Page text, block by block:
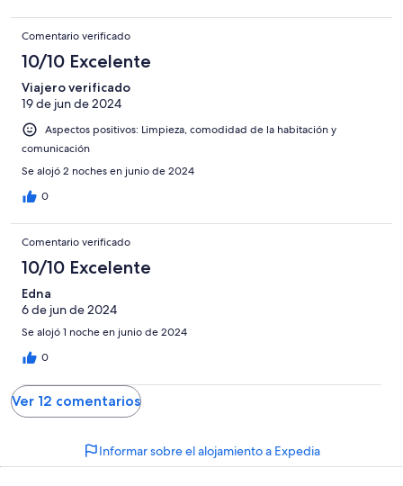
Comentario verificado
10/10 Excelente
Viajero verificado
19 de jun de 2024
Aspectos positivos: Limpieza, comodidad de la habitación y
comunicación
Se alojó 2 noches en junio de 2024
0
Comentario verificado
10/10 Excelente
Edna
6 de jun de 2024
Se alojó 1 noche en junio de 2024
0
Ver 12 comentarios
Informar sobre el alojamiento a Expedia